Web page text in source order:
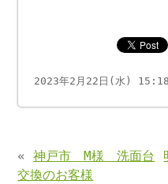
2023年2月22日(水)
«神戸市 M様 洗面台
交換のお客様